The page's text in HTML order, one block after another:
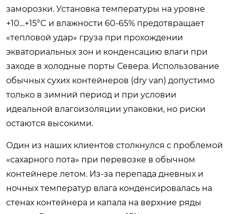
заморозки. Установка температуры на уровне
+10…+15°C и влажности 60-65% предотвращает
«тепловой удар» груза при прохождении
экваториальных зон и конденсацию влаги при
заходе в холодные порты Севера. Использование
обычных сухих контейнеров (dry van) допустимо
только в зимний период и при условии
идеальной влагоизоляции упаковки, но риски
остаются высокими.
Один из наших клиентов столкнулся с проблемой
«сахарного пота» при перевозке в обычном
контейнере летом. Из-за перепада дневных и
ночных температур влага конденсировалась на
стенах контейнера и капала на верхние ряды